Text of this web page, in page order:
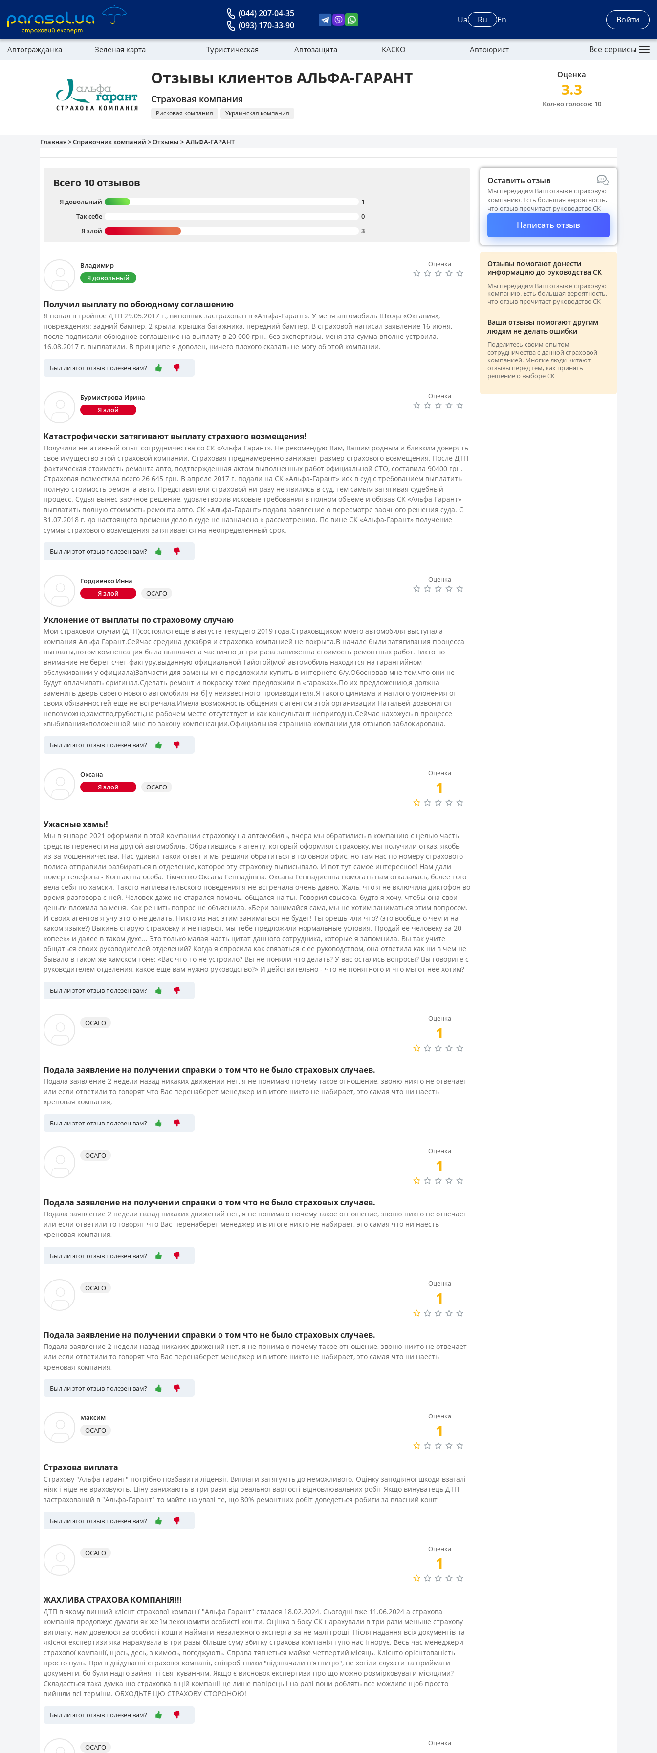
(044) 207-04-35
(093) 170-33-90
Ua Ru En Войти
Автогражданка Зеленая карта Туристическая Автозащита КАСКО Автоюрист
Справочник компаний
Партнерская программа
Все сервисы
Отзывы клиентов АЛЬФА-ГАРАНТ
Страховая компания
Рисковая компания Украинская компания
Оценка
3.3
Кол-во голосов: 10
Главная >Справочник компаний >Отзывы > АЛЬФА-ГАРАНТ
Всего 10 отзывов
Я довольный
1
Так себе
0
Я злой
3
Владимир
Я довольный
Оценка
Получил выплату по обоюдному соглашению
Я попал в тройное ДТП 29.05.2017 г., виновник застрахован в «Альфа-Гарант». У меня автомобиль Шкода «Октавия»,
повреждения: задний бампер, 2 крыла, крышка багажника, передний бампер. В страховой написал заявление 16 июня,
после подписали обоюдное соглашение на выплату в 20 000 грн., без экспертизы, меня эта сумма вполне устроила.
16.08.2017 г. выплатили. В принципе я доволен, ничего плохого сказать не могу об этой компании.
Был ли этот отзыв полезен вам?
Бурмистрова Ирина
Я злой
Оценка
Катастрофически затягивают выплату страхвого возмещения!
Получили негативный опыт сотрудничества со СК «Альфа-Гарант». Не рекомендую Вам, Вашим родным и близким доверять
свое имущество этой страховой компании. Страховая преднамеренно занижает размер страхового возмещения. После ДТП
фактическая стоимость ремонта авто, подтвержденная актом выполненных работ официальной СТО, составила 90400 грн.
Страховая возместила всего 26 645 грн. В апреле 2017 г. подали на СК «Альфа-Гарант» иск в суд с требованием выплатить
полную стоимость ремонта авто. Представители страховой ни разу не явились в суд, тем самым затягивая судебный
процесс. Судья вынес заочное решение, удовлетворив исковые требования в полном объеме и обязав СК «Альфа-Гарант»
выплатить полную стоимость ремонта авто. СК «Альфа-Гарант» подала заявление о пересмотре заочного решения суда. С
31.07.2018 г. до настоящего времени дело в суде не назначено к рассмотрению. По вине СК «Альфа-Гарант» получение
суммы страхового возмещения затягивается на неопределенный срок.
Был ли этот отзыв полезен вам?
Гордиенко Инна
Я злой
ОСАГО
Оценка
Уклонение от выплаты по страховому случаю
Мой страховой случай (ДТП)состоялся ещё в августе текущего 2019 года.Страховщиком моего автомобиля выступала
компания Альфа Гарант.Сейчас средина декабря и страховка компанией не покрыта.В начале были затягивания процесса
выплаты,потом компенсация была выплачена частично ,в три раза заниженна стоимость ремонтных работ.Никто во
внимание не берёт счёт-фактуру,выданную официальной Tайотой(мой автомобиль находится на гарантийном
обслуживании у официала)Запчасти для замены мне предложили купить в интернете б/у.Обосновав мне тем,что они не
будут оплачивать оригинал.Сделать ремонт и покраску тоже предложили в «гаражах».По их предложению,я должна
заменить дверь своего нового автомобиля на б|у неизвестного производителя.Я такого цинизма и наглого уклонения от
своих обязанностей ещё не встречала.Имела возможность общения с агентом этой организации Натальей-дозвонится
невозможно,хамство,грубость,на рабочем месте отсутствует и как консультант непригодна.Сейчас нахожусь в процессе
«выбивания»положенной мне по закону компенсации.Официальная страница компании для отзывов заблокирована.
Был ли этот отзыв полезен вам?
Оксана
Я злой
ОСАГО
Оценка
1
Ужасные хамы!
Мы в январе 2021 оформили в этой компании страховку на автомобиль, вчера мы обратились в компанию с целью часть
средств перенести на другой автомобиль. Обратившись к агенту, который оформлял страховку, мы получили отказ, якобы
из-за мошенничества. Нас удивил такой ответ и мы решили обратиться в головной офис, но там нас по номеру страхового
полиса отправили разбираться в отделение, которое эту страховку выписывало. И вот тут самое интересное! Нам дали
номер телефона - Контактна особа: Тімченко Оксана Геннадіївна. Оксана Геннадиевна помогать нам отказалась, более того
вела себя по-хамски. Такого наплевательского поведения я не встречала очень давно. Жаль, что я не включила диктофон во
время разговора с ней. Человек даже не старался помочь, общался на ты. Говорил свысока, будто я хочу, чтобы она свои
деньги вложила за меня. Как решить вопрос не объяснила. «Бери занимайся сама, мы не хотим заниматься этим вопросом.
И своих агентов я учу этого не делать. Никто из нас этим заниматься не будет! Ты орешь или что? (это вообще о чем и на
каком языке?) Выкинь старую страховку и не парься, мы тебе предложили нормальные условия. Продай ее человеку за 20
копеек» и далее в таком духе... Это только малая часть цитат данного сотрудника, которые я запомнила. Вы так учите
общаться своих руководителей отделений? Когда я спросила как связаться с ее руководством, она ответила как ни в чем не
бывало в таком же хамском тоне: «Вас что-то не устроило? Вы не поняли что делать? У вас остались вопросы? Вы говорите с
руководителем отделения, какое ещё вам нужно руководство?» И действительно - что не понятного и что мы от нее хотим?
Был ли этот отзыв полезен вам?
ОСАГО Оценка
1
Подала заявление на получении справки о том что не было страховых случаев.
Подала заявление 2 недели назад никаких движений нет, я не понимаю почему такое отношение, звоню никто не отвечает
или если ответили то говорят что Вас перенаберет менеджер и в итоге никто не набирает, это самая что ни наесть
хреновая компания,
Был ли этот отзыв полезен вам?
ОСАГО Оценка
1
Подала заявление на получении справки о том что не было страховых случаев.
Подала заявление 2 недели назад никаких движений нет, я не понимаю почему такое отношение, звоню никто не отвечает
или если ответили то говорят что Вас перенаберет менеджер и в итоге никто не набирает, это самая что ни наесть
хреновая компания,
Был ли этот отзыв полезен вам?
ОСАГО Оценка
1
Подала заявление на получении справки о том что не было страховых случаев.
Подала заявление 2 недели назад никаких движений нет, я не понимаю почему такое отношение, звоню никто не отвечает
или если ответили то говорят что Вас перенаберет менеджер и в итоге никто не набирает, это самая что ни наесть
хреновая компания,
Был ли этот отзыв полезен вам?
Максим
ОСАГО
Оценка
1
Страхова виплата
Страхову "Альфа-гарант" потрібно позбавити ліцензії. Виплати затягують до неможливого. Оцінку заподіяної шкоди взагалі
ніяк і ніде не враховують. Ціну занижають в три рази від реальної вартості відновлювальних робіт Якщо винуватець ДТП
застрахований в "Альфа-Гарант" то майте на увазі те, що 80% ремонтних робіт доведеться робити за власний кошт
Был ли этот отзыв полезен вам?
ОСАГО Оценка
1
ЖАХЛИВА СТРАХОВА КОМПАНІЯ!!!
ДТП в якому винний клієнт страхової компанії "Альфа Гарант" сталася 18.02.2024. Сьогодні вже 11.06.2024 а страхова
компанія продовжує думати як же їм зекономити особисті кошти. Оцінка з боку СК нарахували в три рази меньше страхову
виплату, нам довелося за особисті кошти наймати незалежного эксперта за не малі гроші. Після надання всіх документів та
якісної експертизи яка нарахувала в три разы більше суму збитку страхова компанія тупо нас ігнорує. Весь час менеджери
страхової компанії, щось, десь, з кимось, погоджують. Справа тягнеться майже четвертий місяць. Клієнто орієнтованість
просто нуль. При відвідуванні страхової компанії, співробітники "відзначали п'ятницю", не хотіли слухати та приймати
документи, бо були надто зайнятті святкуванням. Якщо є висновок експертизи про що можно розмірковувати місяцями?
Складається така думка що страховка в цій компанії це лише папірець і на разі вони роблять все можливе щоб просто
вийшли всі терміни. ОБХОДЬТЕ ЦЮ СТРАХОВУ СТОРОНОЮ!
Был ли этот отзыв полезен вам?
ОСАГО Оценка
Оставить отзыв
Мы передадим Ваш отзыв в страховую
компанию. Есть большая вероятность,
что отзыв прочитает руководство СК
Написать отзыв
Отзывы помогают донести
информацию до руководства СК
Мы передадим Ваш отзыв в страховую
компанию. Есть большая вероятность,
что отзыв прочитает руководство СК
Ваши отзывы помогают другим
людям не делать ошибки
Поделитесь своим опытом
сотрудничества с данной страховой
компанией. Многие люди читают
отзывы перед тем, как принять
решение о выборе СК